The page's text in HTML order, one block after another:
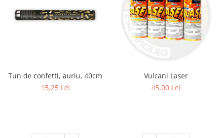
Tun de confetti, auriu, 40cm
15,25 Lei
Vulcani Laser
45,00 Lei